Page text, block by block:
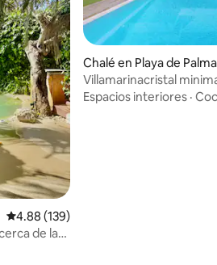
Calificación promedio: 4.88 de 5, 139
4.88 (139)
de la
Chalé en Playa de Palma
Villamarinacristal
opcional
Espacios interiores ·